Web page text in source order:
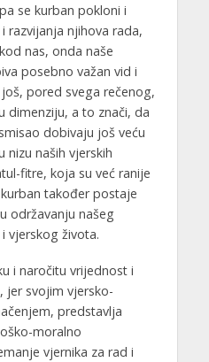
se kurban pokloni i
razvijanja njihova rada,
nas, onda naše
posebno važan vid i
pored svega rečenog,
dimenziju, a to znači, da
dobivaju još veću
nizu naših vjerskih
fitre, koja su već ranije
također postaje
održavanju našeg
vjerskog života.
i naročitu vrijednost i
jer svojim vjersko-
predstavlja
moralno
vjernika za rad i